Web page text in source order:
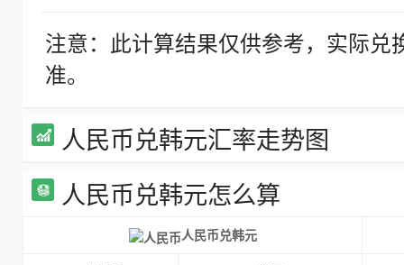
注意：此计算结果仅供参考，实际
准。
人民币兑韩元汇率走势图
人民币兑韩元怎么算
人民币兑韩元